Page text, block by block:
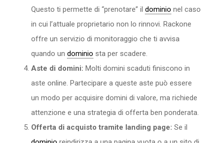
Questo ti permette di “prenotare” il dominio nel caso
in cui l’attuale proprietario non lo rinnovi. Rackone
offre un servizio di monitoraggio che ti avvisa
quando un dominio sta per scadere.
Aste di domini: Molti domini scaduti finiscono in
aste online. Partecipare a queste aste può essere
un modo per acquisire domini di valore, ma richiede
attenzione e una strategia di offerta ben ponderata.
Offerta di acquisto tramite landing page: Se il